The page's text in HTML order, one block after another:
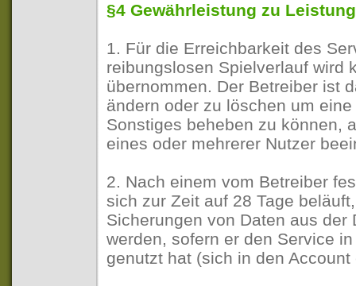
§4 Gewährleistung zu
1. Für die Erreichbarkeit des
reibungslosen Spielverlauf wird
übernommen. Der Betreiber ist
ändern oder zu löschen um
Sonstiges beheben zu können,
eines oder mehrerer Nutzer
2. Nach einem vom Betreiber
sich zur Zeit auf 28 Tage
Sicherungen von Daten aus der
werden, sofern er den Service
genutzt hat (sich in den